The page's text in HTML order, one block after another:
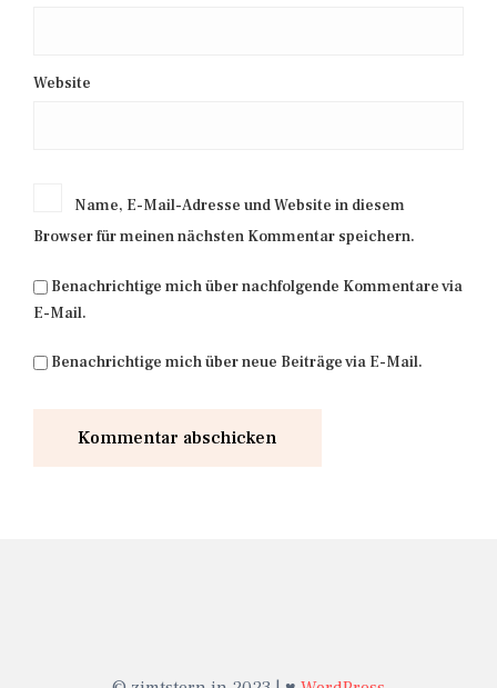
Website
Name, E-Mail-Adresse und Website in diesem
Browser für meinen nächsten Kommentar speichern.
Benachrichtige mich über nachfolgende Kommentare via
E-Mail.
Benachrichtige mich über neue Beiträge via E-Mail.